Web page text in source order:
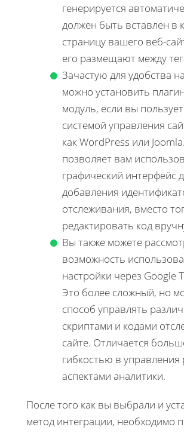
генерируется
должен быть вставлен в
страницу вашего веб-
его размещают между
Зачастую для удобства
можно установить
модуль, если вы
системой управления
как WordPress или
позволяет вам
графический интерфейс
добавления
отслеживания, вместо
редактировать код
Вы также можете
возможность
настройки через Google
Это более сложный, но
способ управлять
скриптами и кодами
сайте. Отличается
гибкостью в
аспектами аналитики.
После того как вы выбрали и
метод интеграции, необходимо